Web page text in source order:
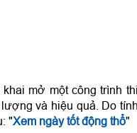
mở một công trình
và hiệu quả. Do
"Xem ngày tốt động thổ"